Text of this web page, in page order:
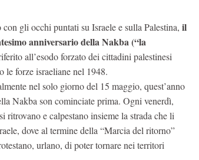
gli occhi puntati su Israele e sulla Palestina, il
anniversario della Nakba (“la
all’esodo forzato dei cittadini palestinesi
le forze israeliane nel 1948.
nel solo giorno del 15 maggio, quest’anno
Nakba son cominciate prima. Ogni venerdì,
ritrovano e calpestano insieme la strada che li
dove al termine della “Marcia del ritorno”
urlano, di poter tornare nei territori